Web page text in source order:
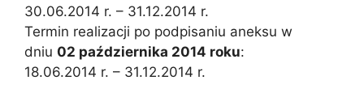
30.06.2014 r. – 31.12.2014 r.
Termin realizacji po podpisaniu aneksu w
dniu 02 października 2014 roku:
18.06.2014 r. – 31.12.2014 r.